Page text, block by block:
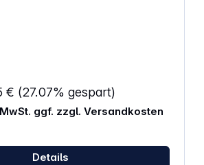
€ (27.07% gespart)
ggf. zzgl. Versandkosten
Details